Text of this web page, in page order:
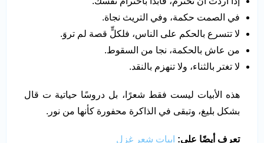
في الصمت حكمة، وفي التريث نجاة.
لا تتسرع بالحكم على الناس، فلكلٍّ قصة لم تروَ.
من عاش بالحكمة، نجا من السقوط.
لا تغتر بالثناء، ولا تنهزم بالنقد.
هذه الأبيات ليست فقط شعرًا، بل دروسًا حياتية ت قال
بشكل بليغ، وتبقى في الذاكرة محفورة كأنها من نور.
تعرف أيضًا على: ابيات شعر غزل